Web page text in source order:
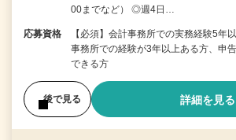
00までなど） ◎週4日…
応募資格
【必須】会計事務所での実務経験5年
事務所での経験が3年以上ある方、申
できる方
後で見る 詳細を見る